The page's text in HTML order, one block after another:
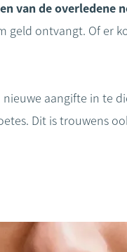
van de overledene
geld ontvangt. Of er
nieuwe aangifte in te
Dit is trouwens